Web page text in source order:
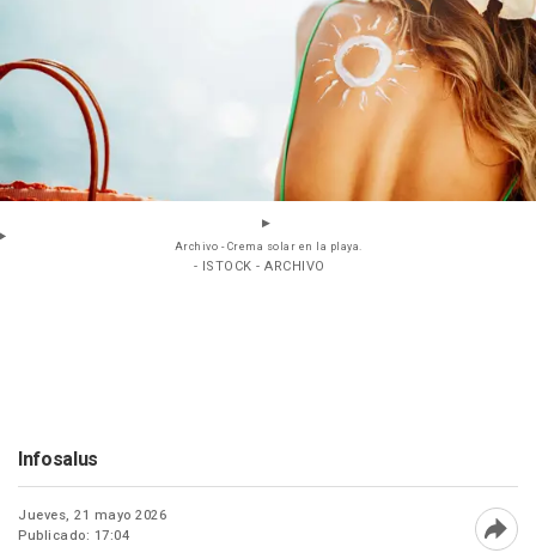
Archivo - Crema solar en la playa.
- ISTOCK - ARCHIVO
Infosalus
Jueves, 21 mayo 2026
Publicado: 17:04